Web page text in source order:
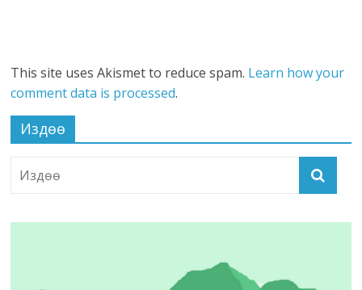
This site uses Akismet to reduce spam. Learn how your
comment data is processed.
Издөө